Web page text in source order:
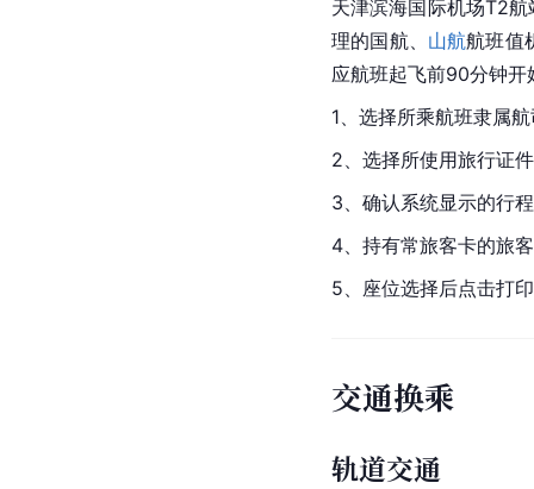
天津滨海国际机场T2
理的国航 山航航班值
应航班起飞前90分钟
1、选择所乘航班隶属
2、选择所使用旅行证
3、确认系统显示的行
4、持有常旅客卡的旅
5、座位选择后点击打
交通换乘
轨道交通